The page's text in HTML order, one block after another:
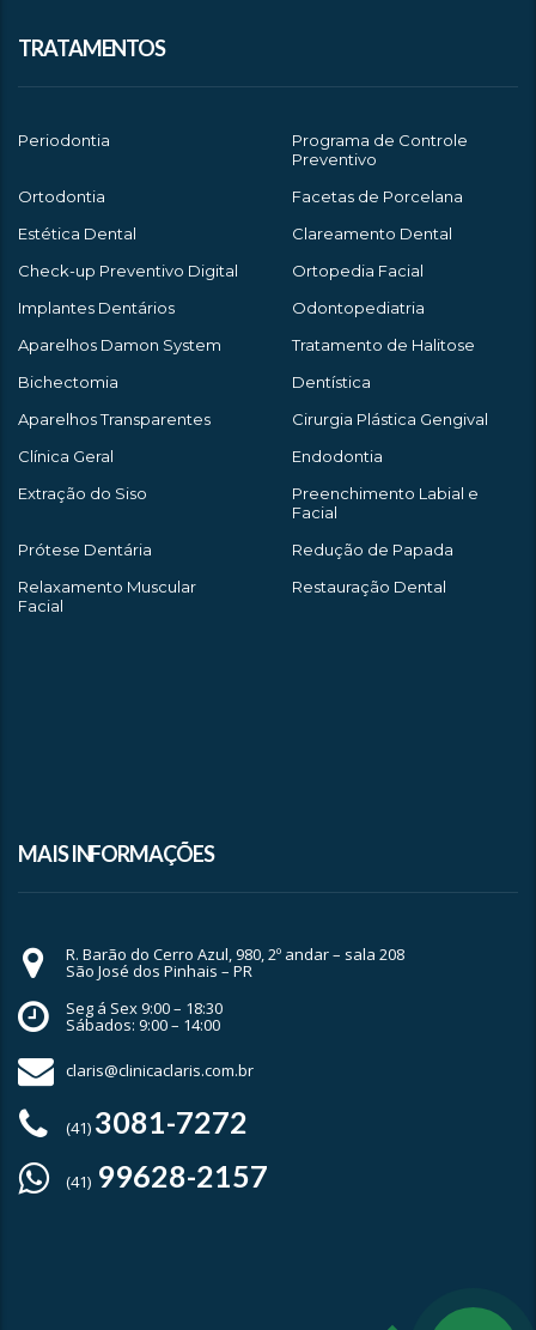
TRATAMENTOS
Periodontia
Programa de Controle
Preventivo
Ortodontia
Facetas de Porcelana
Estética Dental
Clareamento Dental
Check-up Preventivo Digital
Ortopedia Facial
Implantes Dentários
Odontopediatria
Aparelhos Damon System
Tratamento de Halitose
Bichectomia
Dentística
Aparelhos Transparentes
Cirurgia Plástica Gengival
Clínica Geral
Endodontia
Extração do Siso
Preenchimento Labial e
Facial
Prótese Dentária
Redução de Papada
Relaxamento Muscular
Facial
Restauração Dental
MAIS INFORMAÇÕES
R. Barão do Cerro Azul, 980, 2º andar – sala 208
São José dos Pinhais – PR
Seg á Sex 9:00 – 18:30
Sábados: 9:00 – 14:00
claris@clinicaclaris.com.br
(41) 3081-7272
(41) 99628-2157